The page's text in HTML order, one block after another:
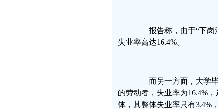
报告称，由于“下岗浪
失业率高达16.4%。
而另一方面，大学毕
的劳动者，失业率为16.4%
体，其整体失业率只有3.4%